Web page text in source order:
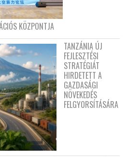
KÖZPONTJA
TANZÁNIA ÚJ
FEJLESZTÉSI
STRATÉGIÁT
HIRDETETT A
GAZDASÁGI
NÖVEKEDÉS
FELGYORSÍTÁSÁRA